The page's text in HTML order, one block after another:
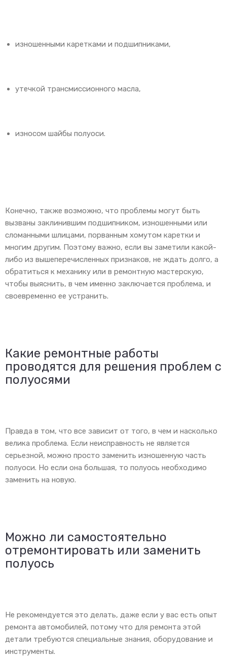
изношенными каретками и подшипниками,
утечкой трансмиссионного масла,
износом шайбы полуоси.
Конечно, также возможно, что проблемы могут быть
вызваны заклинившим подшипником, изношенными или
сломанными шлицами, порванным хомутом каретки и
многим другим. Поэтому важно, если вы заметили какой-
либо из вышеперечисленных признаков, не ждать долго, а
обратиться к механику или в ремонтную мастерскую,
чтобы выяснить, в чем именно заключается проблема, и
своевременно ее устранить.
Какие ремонтные работы
проводятся для решения проблем с
полуосями
Правда в том, что все зависит от того, в чем и насколько
велика проблема. Если неисправность не является
серьезной, можно просто заменить изношенную часть
полуоси. Но если она большая, то полуось необходимо
заменить на новую.
Можно ли самостоятельно
отремонтировать или заменить
полуось
Не рекомендуется это делать, даже если у вас есть опыт
ремонта автомобилей, потому что для ремонта этой
детали требуются специальные знания, оборудование и
инструменты.